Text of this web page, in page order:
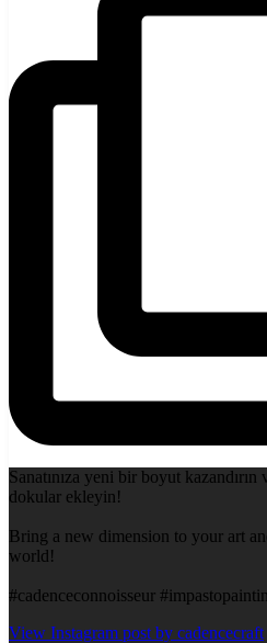
Sanatınıza yeni bir boyut kazandırın
dokular ekleyin!
Bring a new dimension to your art
world!
#cadenceconnoisseur
View Instagram post by cadencecraft